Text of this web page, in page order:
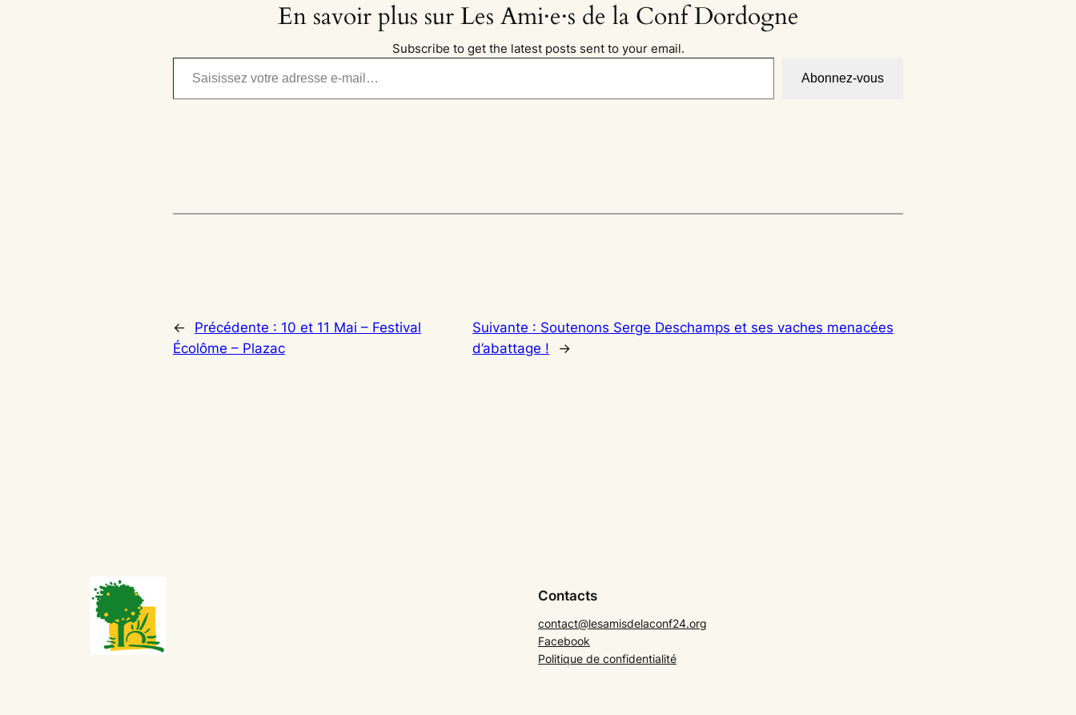
En savoir plus sur Les Ami·e·s de la Conf Dordogne
Subscribe to get the latest posts sent to your email.
Saisissez votre adresse e-mail…
Abonnez-vous
← Précédente : 10 et 11 Mai – Festival
Écolôme – Plazac
Suivante : Soutenons Serge Deschamps et ses vaches menacées
d’abattage !
→
Contacts
contact@lesamisdelaconf24.org
Facebook
Politique de confidentialité